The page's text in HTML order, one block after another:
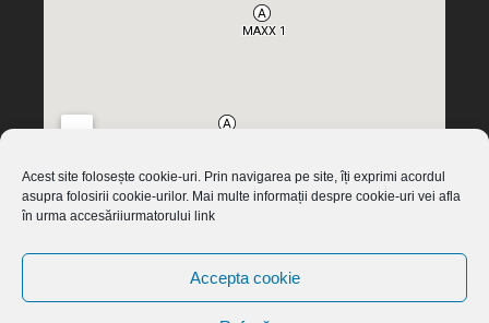
Acest site folosește cookie-uri. Prin navigarea pe site, îți exprimi acordul
asupra folosirii cookie-urilor. Mai multe informații despre cookie-uri vei afla
în urma accesăriiurmatorului link
Accepta cookie